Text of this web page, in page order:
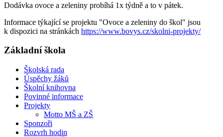
Dodávka ovoce a zeleniny probíhá 1x týdně a to v pátek.
Informace týkající se projektu "Ovoce a zeleniny do škol" jsou
k dispozici na stránkách https://www.bovys.cz/skolni-projekty/
Základní škola
Školská rada
Úspěchy žáků
Školní knihovna
Povinné informace
Projekty
Motto MŠ a ZŠ
Sponzoři
Rozvrh hodin